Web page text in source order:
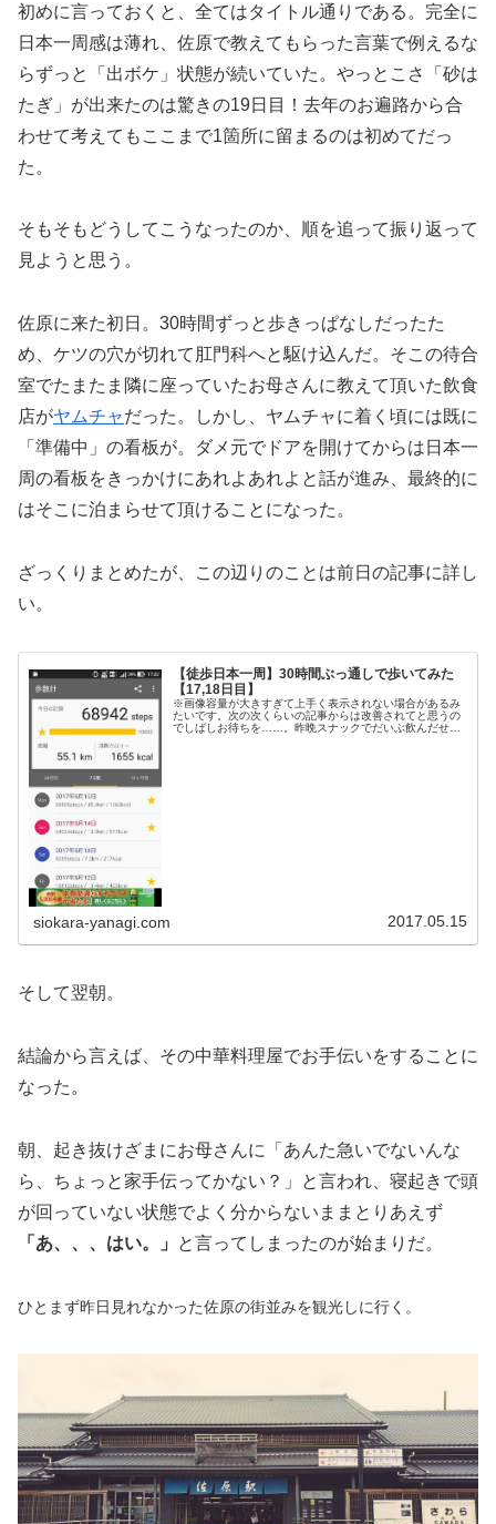
初めに言っておくと、全てはタイトル通りである。完全に
日本一周感は薄れ、佐原で教えてもらった言葉で例えるな
らずっと「出ボケ」状態が続いていた。やっとこさ「砂は
たぎ」が出来たのは驚きの19日目！去年のお遍路から合
わせて考えてもここまで1箇所に留まるのは初めてだっ
た。
そもそもどうしてこうなったのか、順を追って振り返って
見ようと思う。
佐原に来た初日。30時間ずっと歩きっぱなしだったた
め、ケツの穴が切れて肛門科へと駆け込んだ。そこの待合
室でたまたま隣に座っていたお母さんに教えて頂いた飲食
店がヤムチャだった。しかし、ヤムチャに着く頃には既に
「準備中」の看板が。ダメ元でドアを開けてからは日本一
周の看板をきっかけにあれよあれよと話が進み、最終的に
はそこに泊まらせて頂けることになった。
ざっくりまとめたが、この辺りのことは前日の記事に詳し
い。
【徒歩日本一周】30時間ぶっ通しで歩いてみた
【17,18日目】
※画像容量が大きすぎて上手く表示されない場合があるみ
たいです。次の次くらいの記事からは改善されてと思うの
でしばしお待ちを……。昨晩スナックでだいぶ飲んだせい
siokara-yanagi.com 2017.05.15
そして翌朝。
結論から言えば、その中華料理屋でお手伝いをすることに
なった。
朝、起き抜けざまにお母さんに「あんた急いでないんな
ら、ちょっと家手伝ってかない？」と言われ、寝起きで頭
が回っていない状態でよく分からないままとりあえず
「あ、、、はい。」
と言ってしまったのが始まりだ。
ひとまず昨日見れなかった佐原の街並みを観光しに行く。